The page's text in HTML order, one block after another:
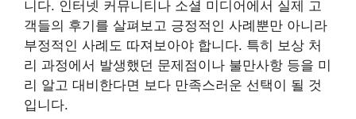
니다. 인터넷 커뮤니티나 소셜 미디어에서 실제 고
객들의 후기를 살펴보고 긍정적인 사례뿐만 아니라
부정적인 사례도 따져보아야 합니다. 특히 보상 처
리 과정에서 발생했던 문제점이나 불만사항 등을 미
리 알고 대비한다면 보다 만족스러운 선택이 될 것
입니다.